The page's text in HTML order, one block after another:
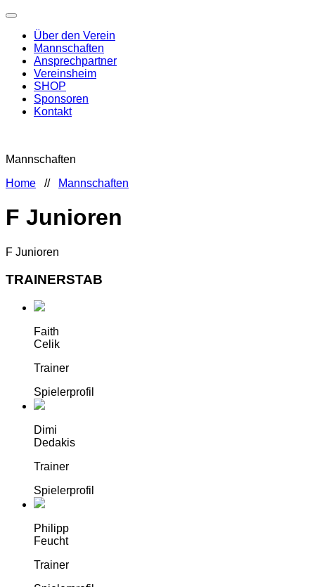
Über den Verein
Mannschaften
Ansprechpartner
Vereinsheim
SHOP
Sponsoren
Kontakt
Mannschaften
Home // Mannschaften
F Junioren
F Junioren
TRAINERSTAB
Faith
Celik
Trainer
Spielerprofil
Dimi
Dedakis
Trainer
Spielerprofil
Philipp
Feucht
Trainer